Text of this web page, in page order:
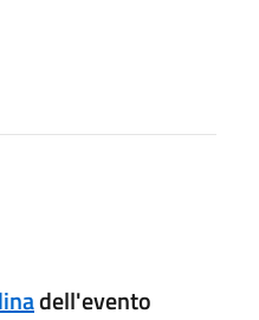
dell'evento